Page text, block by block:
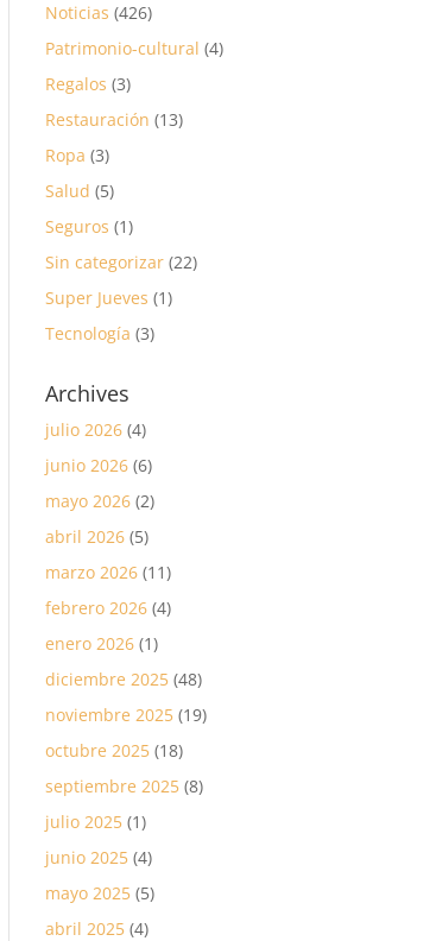
Noticias (426)
Patrimonio-cultural (4)
Regalos (3)
Restauración (13)
Ropa (3)
Salud (5)
Seguros (1)
Sin categorizar (22)
Super Jueves (1)
Tecnología (3)
Archives
julio 2026 (4)
junio 2026 (6)
mayo 2026 (2)
abril 2026 (5)
marzo 2026 (11)
febrero 2026 (4)
enero 2026 (1)
diciembre 2025 (48)
noviembre 2025 (19)
octubre 2025 (18)
septiembre 2025 (8)
julio 2025 (1)
junio 2025 (4)
mayo 2025 (5)
abril 2025 (4)